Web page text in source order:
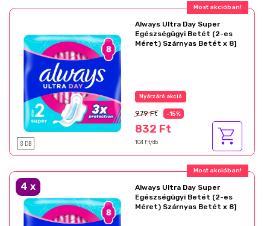
Most akcióban!
8 DB
Always Ultra Day Super
Egészségügyi Betét (2-es
Méret) Szárnyas Betét x 8]
Nyárzáró akció
979 Ft -15%
832 Ft
104 Ft/db
Most akcióban!
4 x
Always Ultra Day Super
Egészségügyi Betét (2-es
Méret) Szárnyas Betét x 8]